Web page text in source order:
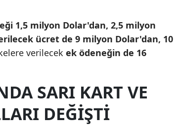
Kastamonu
Kayseri
Kırşehir
Kocaeli
1,5 milyon Dolar'dan, 2,5 milyon
ücret de 9 milyon Dolar'dan, 10
verilecek ek ödeneğin de 16
SARI KART VE
DEĞIŞTI